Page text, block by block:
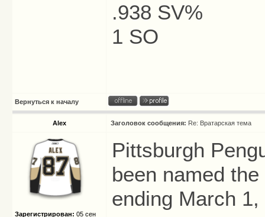
.938 SV%
1 SO
Вернуться к началу
Alex Заголовок сообщения: Re: Вратарская тема
Зарегистрирован: 05 сен
Pittsburgh
been named
ending March